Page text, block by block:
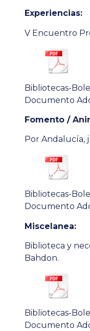
Experiencias:
V Encuentro
Bibliotecas-
Documento
Fomento /
Por Andalucía,
Bibliotecas-
Documento
Miscelanea:
Biblioteca y
Bahdon.
Bibliotecas-
Documento